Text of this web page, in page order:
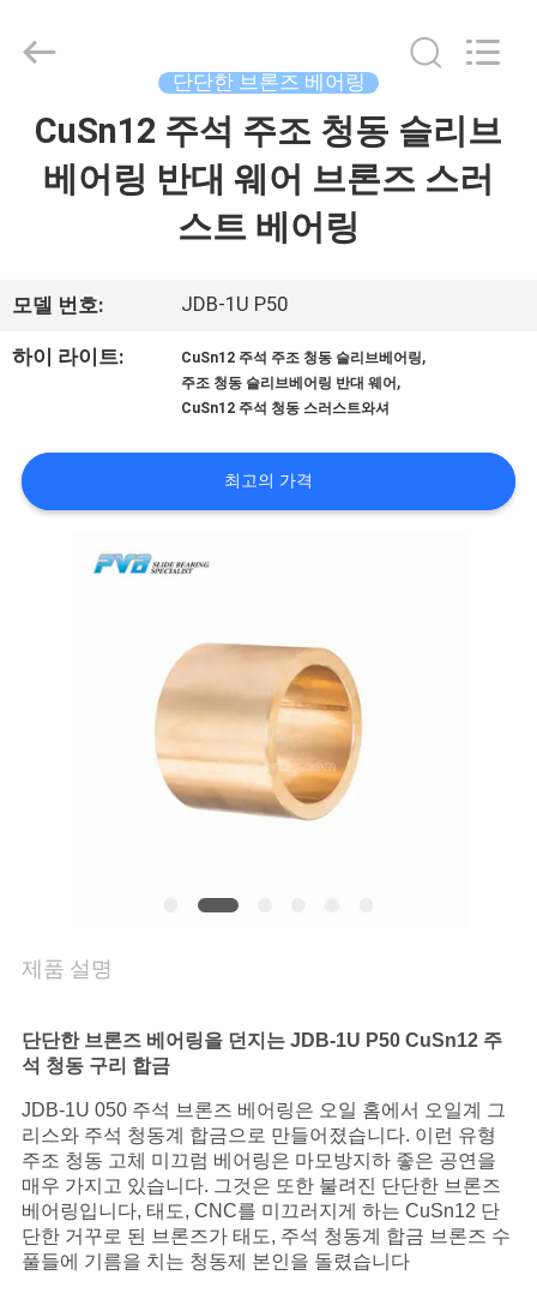
비
VR
공
장
투
어
품
질
Bearing
Co.,Ltd.
Reserved.
단단한 브론즈 베어링
CuSn12 주석 주조 청동 슬리브
베어링 반대 웨어 브론즈 스러
스트 베어링
모델 번호: JDB-1U P50
하이 라이트: CuSn12 주석 주조 청동 슬리브베어링,
주조 청동 슬리브베어링 반대 웨어 ,
CuSn12 주석 청동 스러스트와셔
최고의 가격
제품 설명
단단한 브론즈 베어링을 던지는 JDB-1U P50 CuSn12 주
석 청동 구리 합금
JDB-1U 050 주석 브론즈 베어링은 오일 홈에서 오일계 그
리스와 주석 청동계 합금으로 만들어졌습니다. 이런 유형
주조 청동 고체 미끄럼 베어링은 마모방지하 좋은 공연을
매우 가지고 있습니다. 그것은 또한 불려진 단단한 브론즈
베어링입니다, 태도, CNC를 미끄러지게 하는 CuSn12 단
단한 거꾸로 된 브론즈가 태도, 주석 청동계 합금 브론즈 수
풀들에 기름을 치는 청동제 본인을 돌렸습니다